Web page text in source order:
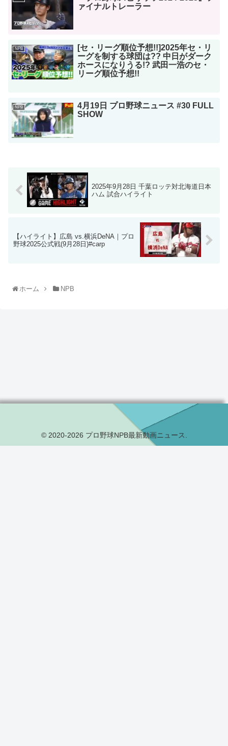
ァイナルトレーラー
NPB
[セ・リーグ順位予想!!]2025年セ・リ
ーグを制する球団は?? 中日がダーク
ホースになりうる!? 武田一浩のセ・
リーグ順位予想!!
NPB
4月19日 プロ野球ニュース #30 FULL
SHOW
2025年9月28日 千葉ロッテ対北海道日本
ハム 試合ハイライト
【ハイライト】広島 vs.横浜DeNA｜プロ
野球2025公式戦(9月28日)#carp
ホーム NPB
© 2020-2026 プロ野球NPB最新動画ニュース.